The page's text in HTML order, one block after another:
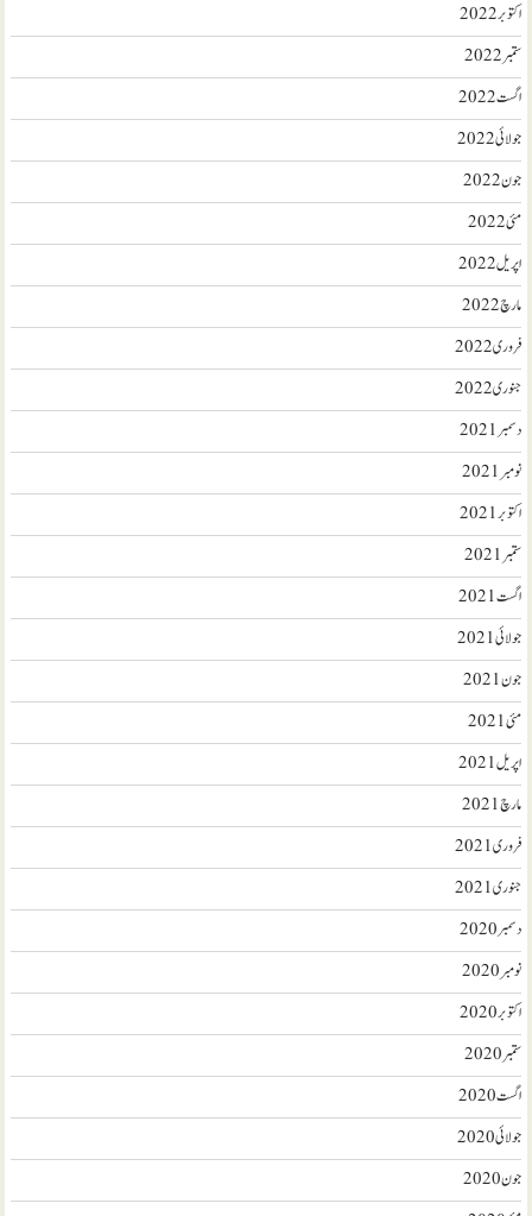
اکتوبر 2022
ستمبر 2022
اگست 2022
جولائی 2022
جون 2022
مئی 2022
اپریل 2022
مارچ 2022
فروری 2022
جنوری 2022
دسمبر 2021
نومبر 2021
اکتوبر 2021
ستمبر 2021
اگست 2021
جولائی 2021
جون 2021
مئی 2021
اپریل 2021
مارچ 2021
فروری 2021
جنوری 2021
دسمبر 2020
نومبر 2020
اکتوبر 2020
ستمبر 2020
اگست 2020
جولائی 2020
جون 2020